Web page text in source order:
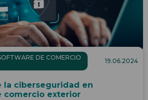
DE COMERCIO
19.06.2024
la ciberseguridad en
comercio exterior